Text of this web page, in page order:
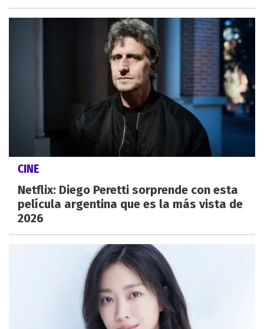
CINE
Netflix: Diego Peretti sorprende con esta
película argentina que es la más vista de
2026